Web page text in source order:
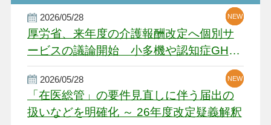
2026/05/28
厚労省、来年度の介護報酬改定へ個別サ
ービスの議論開始 小多機や認知症GH、
厳しい経営環境に危機感
NEW
NEW
NEW
2026/05/28
「在医総管」の要件見直しに伴う届出の
扱いなどを明確化 ～ 26年度改定疑義解釈
NEW
NEW